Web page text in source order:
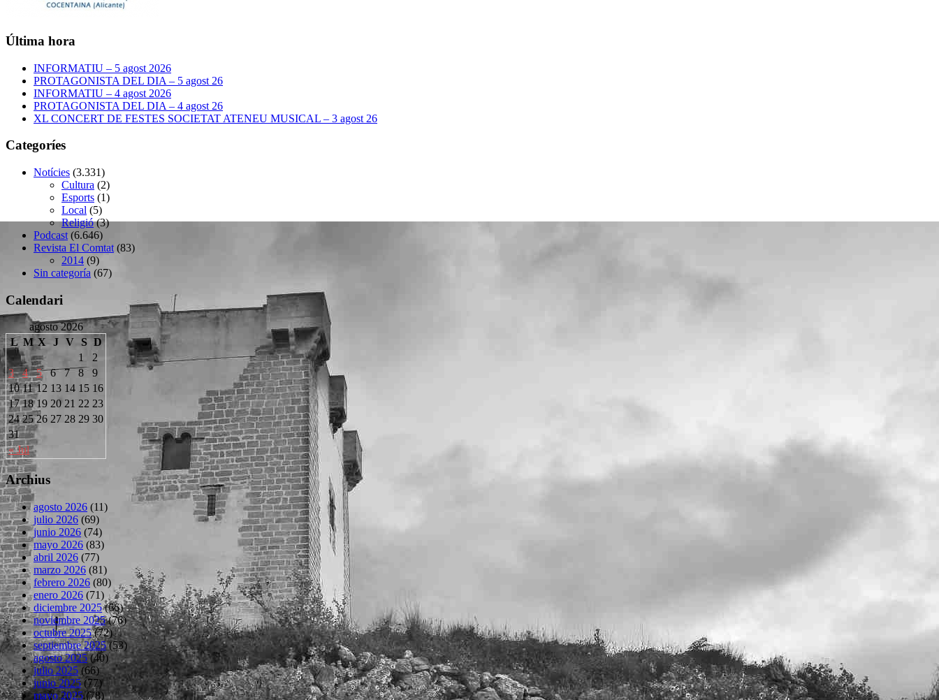
Última hora
INFORMATIU – 5 agost 2026
PROTAGONISTA DEL DIA – 5 agost 26
INFORMATIU – 4 agost 2026
PROTAGONISTA DEL DIA – 4 agost 26
XL CONCERT DE FESTES SOCIETAT ATENEU MUSICAL – 3 agost 26
Categoríes
Notícies (3.331)
Cultura (2)
Esports (1)
Local (5)
Religió(3)
Podcast (6.646)
Revista El Comtat (83)
2014 (9)
Sin categoría (67)
Calendari
agosto 2026
L M X J V S D
« Jul
1
2
3
4 5 6 7 8
9
10 11 12 13 14 15 16
17 18 19 20 21 22 23
24 25 26 27 28 29 30
31
Archius
agosto 2026 (11)
julio 2026 (69)
junio 2026 (74)
mayo 2026 (83)
abril 2026 (77)
marzo 2026 (81)
febrero 2026 (80)
enero 2026 (71)
diciembre 2025(66)
noviembre 2025(76)
octubre 2025(72)
septiembre 2025(53)
agosto 2025(40)
julio 2025 (66)
junio 2025(77)
mayo 2025(78)